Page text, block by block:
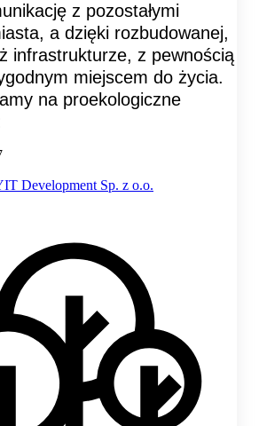
z pozostałymi
a dzięki rozbudowanej,
infrastrukturze, z pewnością
miejscem do życia.
na proekologiczne
Development Sp. z o.o.